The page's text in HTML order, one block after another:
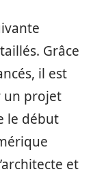
Grâce
il est
un projet
le début
et